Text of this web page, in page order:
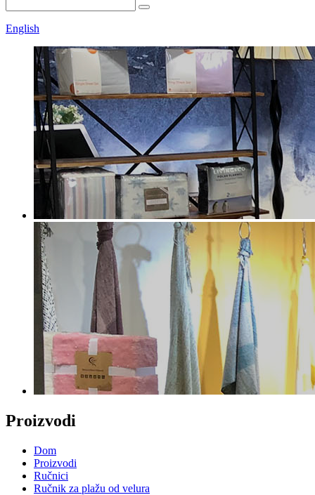
English
Proizvodi
Dom
Proizvodi
Ručnici
Ručnik za plažu od velura